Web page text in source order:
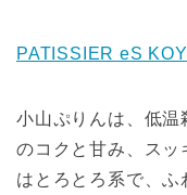
PATISSIER eS
小山ぷりんは、低温
のコクと甘み、スッ
はとろとろ系で、